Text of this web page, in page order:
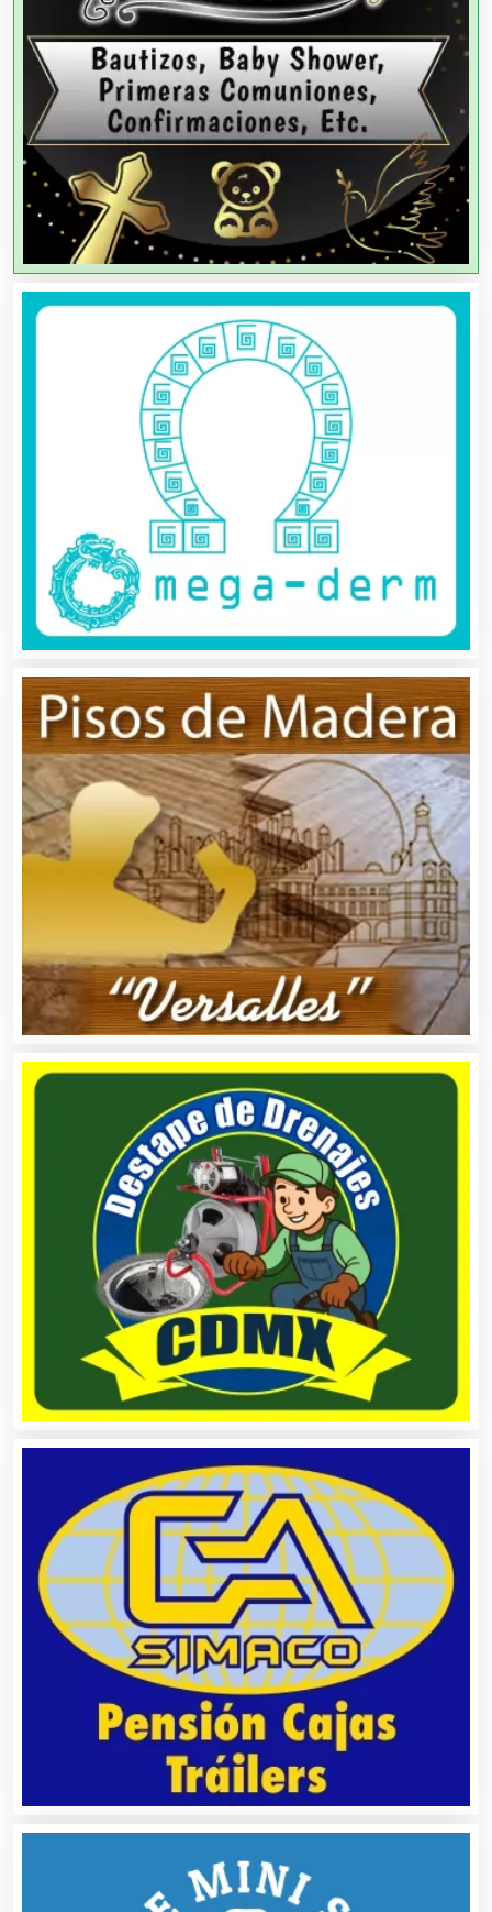
Agencias de Modelos
Agencias de Publicidad
Agencias de Viajes
Agricultores
Agricultura y Ganadería
Agua Purificada
Aire Acondicionado
Alarmas
Albercas
Alimentos
Almacenaje
Alquiler de Autos
Alquiler de Equipos para Fiestas
Alquiler de Sillas y Mesas
Alquiler de Trajes de Etiqueta
Alta Costura
Aluminio
Análisis Clínicos
Análisis de Aguas
Animadores de Eventos
Aparatos y Equipos Eléctricos